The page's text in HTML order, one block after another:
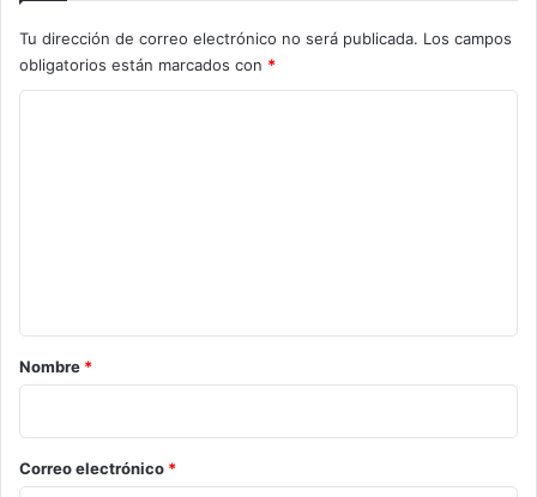
Tu dirección de correo electrónico no será publicada. Los campos
obligatorios están marcados con *
r
i
o
*
Nombre *
Correo electrónico *